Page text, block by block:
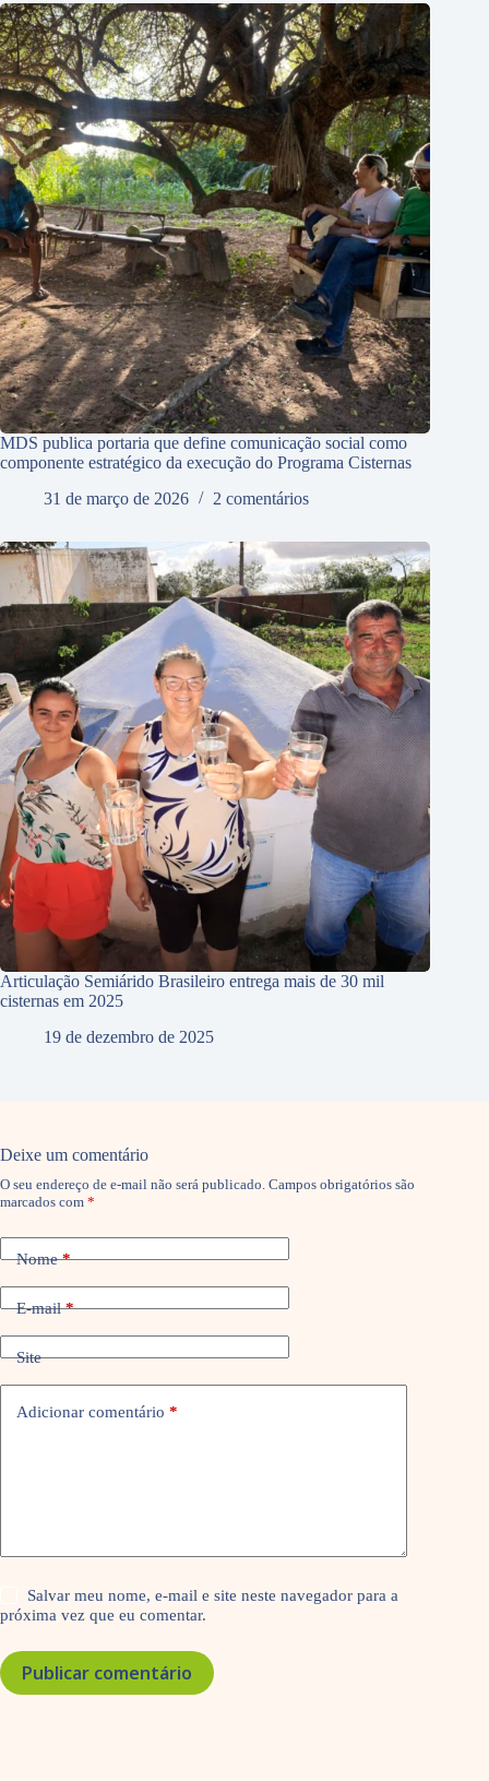
MDS publica portaria que define comunicação social como
componente estratégico da execução do Programa Cisternas
31 de março de 2026
2 comentários
Articulação Semiárido Brasileiro entrega mais de 30 mil
cisternas em 2025
19 de dezembro de 2025
Deixe um comentário
O seu endereço de e-mail não será publicado. Campos obrigatórios são
marcados com *
Nome*
E-mail*
Site
Adicionar comentário *
Salvar meu nome, e-mail e site neste navegador para a
próxima vez que eu comentar.
Publicar comentário